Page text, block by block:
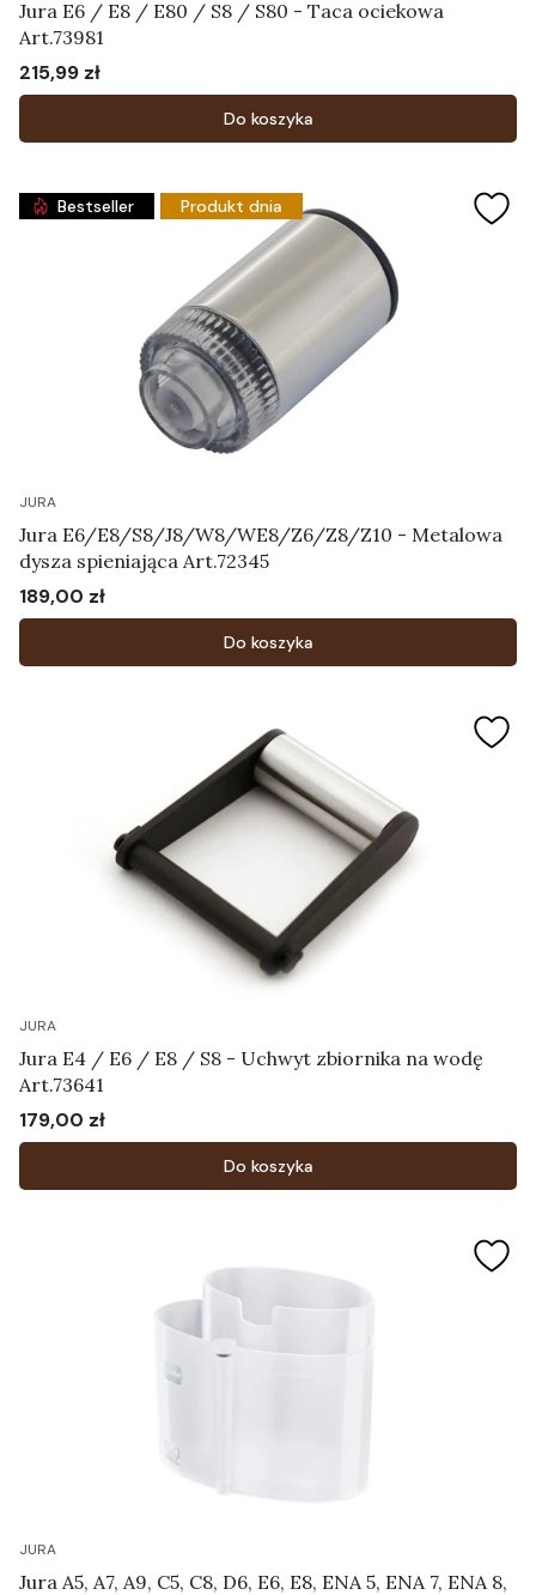
Jura E6 / E8 / E80 / S8 / S80 - Taca ociekowa
Art.73981
Cena
215,99 zł
Do koszyka
Bestseller Produkt dnia
JURA
Jura E6/E8/S8/J8/W8/WE8/Z6/Z8/Z10 - Metalowa
dysza spieniająca Art.72345
Cena
189,00 zł
Do koszyka
JURA
Jura E4 / E6 / E8 / S8 - Uchwyt zbiornika na wodę
Art.73641
Cena
179,00 zł
Do koszyka
JURA
Jura A5, A7, A9, C5, C8, D6, E6, E8, ENA 5, ENA 7, ENA 8,